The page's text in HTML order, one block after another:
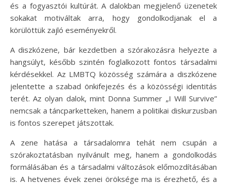
és a fogyasztói kultúrát. A dalokban megjelenő üzenetek
sokakat motiváltak arra, hogy gondolkodjanak el a
körülöttük zajló eseményekről.
A diszkózene, bár kezdetben a szórakozásra helyezte a
hangsúlyt, később szintén foglalkozott fontos társadalmi
kérdésekkel. Az LMBTQ közösség számára a diszkózene
jelentette a szabad önkifejezés és a közösségi identitás
terét. Az olyan dalok, mint Donna Summer „I Will Survive”
nemcsak a táncparketteken, hanem a politikai diskurzusban
is fontos szerepet játszottak.
A zene hatása a társadalomra tehát nem csupán a
szórakoztatásban nyilvánult meg, hanem a gondolkodás
formálásában és a társadalmi változások előmozdításában
is. A hetvenes évek zenei öröksége ma is érezhető, és a